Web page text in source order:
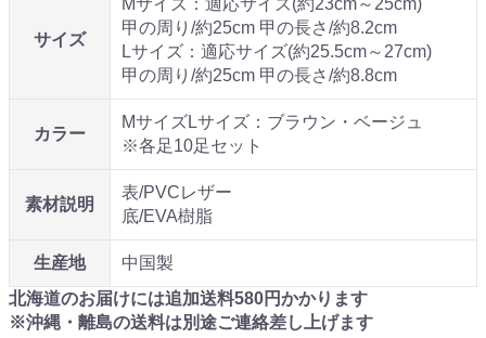
サイズ
Mサイズ：適応サイズ(約23cm～25cm)
甲の周り/約25cm 甲の長さ/約8.2cm
Lサイズ：適応サイズ(約25.5cm～27cm)
甲の周り/約25cm 甲の長さ/約8.8cm
カラー
MサイズLサイズ：ブラウン・ベージュ
※各足10足セット
素材説明
表/PVCレザー
底/EVA樹脂
生産地
中国製
北海道のお届けには追加送料580円かかります
※沖縄・離島の送料は別途ご連絡差し上げます